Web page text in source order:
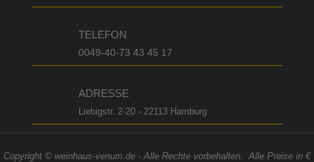
TELEFON
0049-40-73 43 45 17
ADRESSE
Liebigstr. 2-20 - 22113 Hamburg
Copyright © weinhaus-venum.de - Alle Rechte vorbehalten. Alle Preise in €